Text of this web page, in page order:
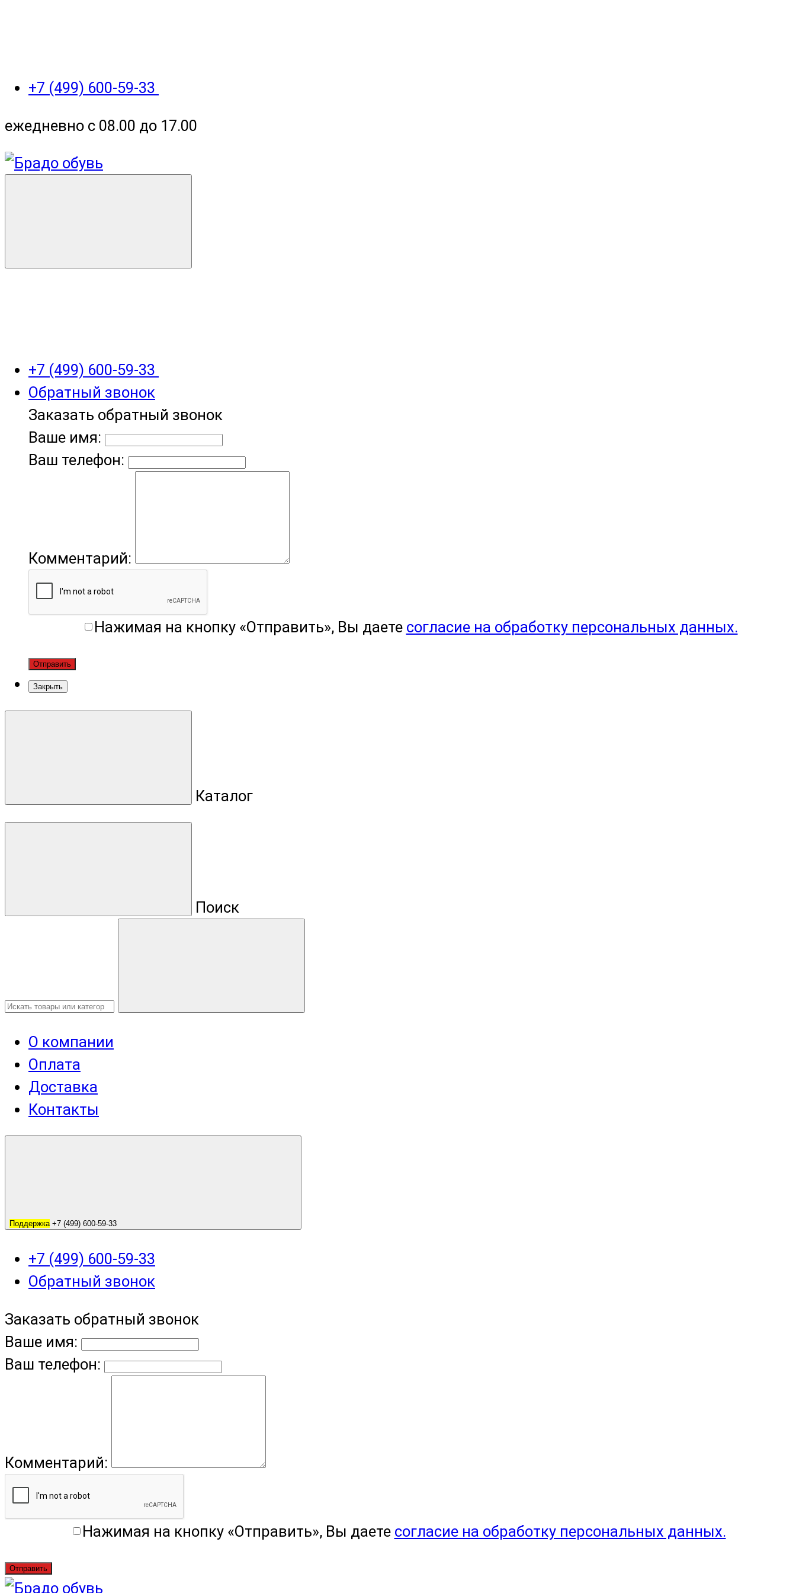
+7 (499) 600-59-33
ежедневно с 08.00 до 17.00
+7 (499) 600-59-33
Обратный звонок
Заказать обратный звонок
Ваше имя:
Ваш телефон:
Комментарий:
Нажимая на кнопку «Отправить», Вы даете согласие на обработку персональных данных.
Отправить
Закрыть
Каталог
Поиск
О компании
Оплата
Доставка
Контакты
Поддержка+7 (499) 600-59-33
+7 (499) 600-59-33
Обратный звонок
Заказать обратный звонок
Ваше имя:
Ваш телефон:
Комментарий:
Нажимая на кнопку «Отправить», Вы даете согласие на обработку персональных данных.
Отправить